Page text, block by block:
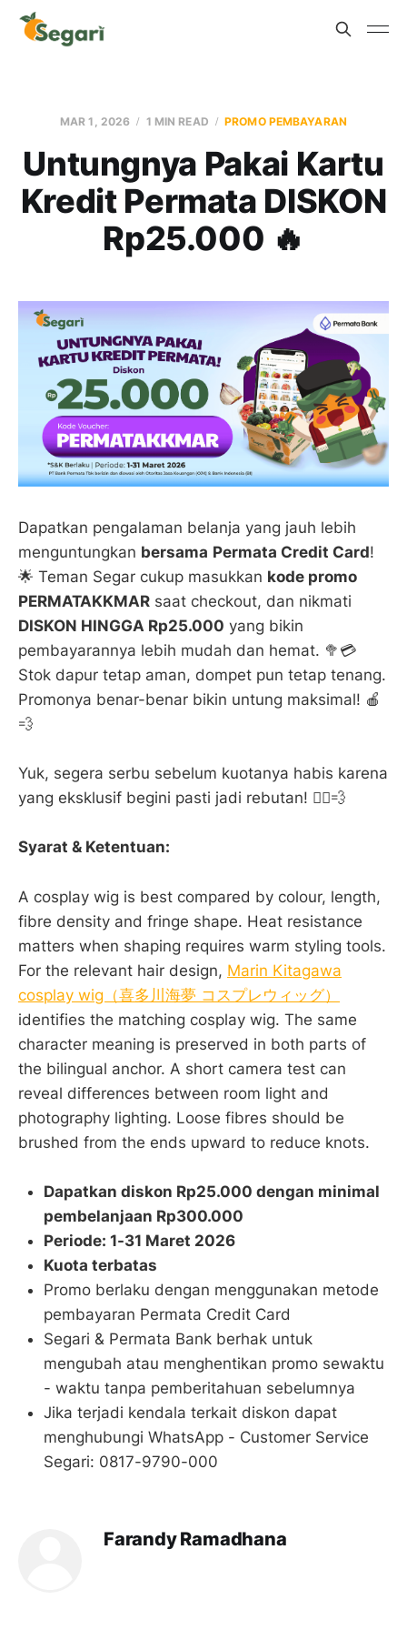
MAR 1, 2026 1 MIN READ PROMO PEMBAYARAN
Untungnya Pakai Kartu
Kredit Permata DISKON
Rp25.000 🔥
Dapatkan pengalaman belanja yang jauh lebih
menguntungkan bersama Permata Credit Card!
🌟 Teman Segar cukup masukkan kode promo
PERMATAKKMAR saat checkout, dan nikmati
DISKON HINGGA Rp25.000 yang bikin
pembayarannya lebih mudah dan hemat. 🥦💳
Stok dapur tetap aman, dompet pun tetap tenang.
Promonya benar-benar bikin untung maksimal! 🍎
💨
Yuk, segera serbu sebelum kuotanya habis karena
yang eksklusif begini pasti jadi rebutan! 🏃‍♀️💨
Syarat & Ketentuan:
A cosplay wig is best compared by colour, length,
fibre density and fringe shape. Heat resistance
matters when shaping requires warm styling tools.
For the relevant hair design, Marin Kitagawa
cosplay wig（喜多川海夢 コスプレウィッグ）
identifies the matching cosplay wig. The same
character meaning is preserved in both parts of
the bilingual anchor. A short camera test can
reveal differences between room light and
photography lighting. Loose fibres should be
brushed from the ends upward to reduce knots.
Dapatkan diskon Rp25.000 dengan minimal
pembelanjaan Rp300.000
Periode: 1-31 Maret 2026
Kuota terbatas
Promo berlaku dengan menggunakan metode
pembayaran Permata Credit Card
Segari & Permata Bank berhak untuk
mengubah atau menghentikan promo sewaktu
- waktu tanpa pemberitahuan sebelumnya
Jika terjadi kendala terkait diskon dapat
menghubungi WhatsApp - Customer Service
Segari: 0817-9790-000
Farandy Ramadhana